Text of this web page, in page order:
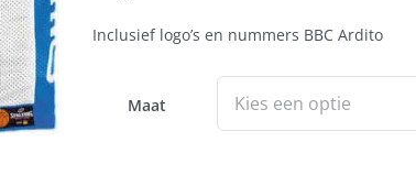
Inclusief logo’s en nummers BBC Ardito
Maat